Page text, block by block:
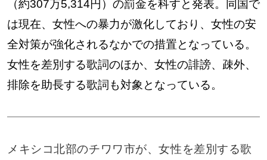
（約307万5,314円）の罰金を科すと発表。同国で
は現在、女性への暴力が激化しており、女性の安
全対策が強化されるなかでの措置となっている。
女性を差別する歌詞のほか、女性の誹謗、疎外、
排除を助長する歌詞も対象となっている。
メキシコ北部のチワワ市が、女性を差別する歌